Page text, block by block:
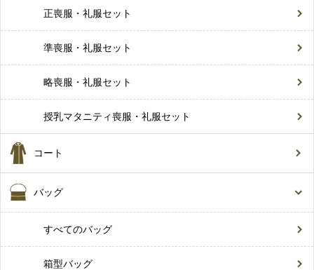
正喪服・礼服セット
準喪服・礼服セット
略喪服・礼服セット
授乳マタニティ喪服・礼服セット
コート
バッグ
すべてのバッグ
箱型バッグ